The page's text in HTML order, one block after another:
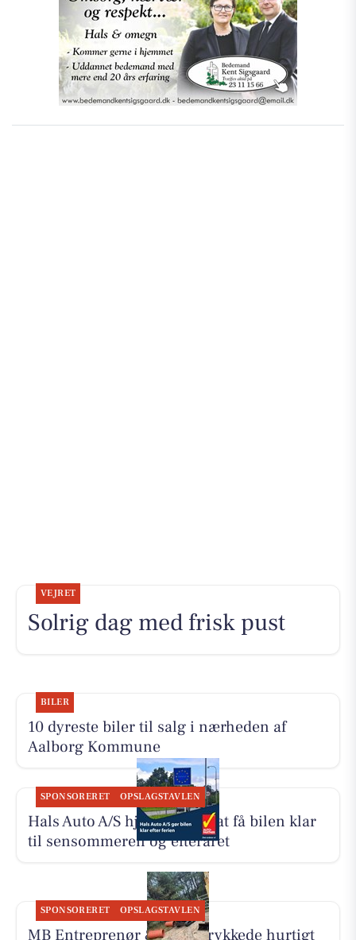
VEJRET
Solrig dag med frisk pust
BILER
10 dyreste biler til salg i nærheden af
Aalborg Kommune
SPONSORERET OPSLAGSTAVLEN
Hals Auto A/S hjælper med at få bilen klar
til sensommeren og efteråret
SPONSORERET OPSLAGSTAVLEN
MB Entreprenør & Anlæg rykkede hurtigt